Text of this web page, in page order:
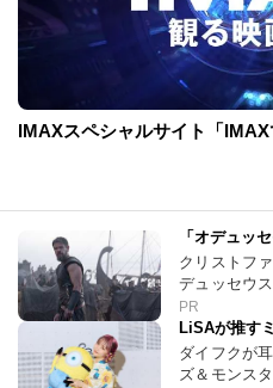
IMAXスペシャルサイト「
「オデュッ
クリストフ
デュッセウ
PR
LiSAが推す
ダイフクが
ズ＆モンス